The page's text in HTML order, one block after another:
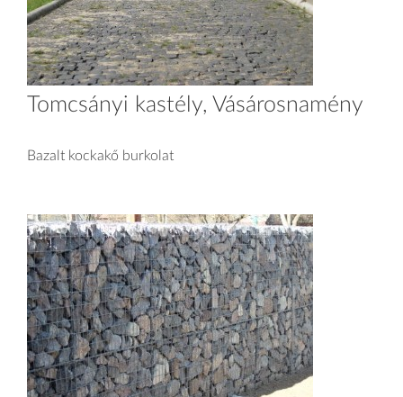
Tomcsányi kastély, Vásárosnamény
Bazalt kockakő burkolat